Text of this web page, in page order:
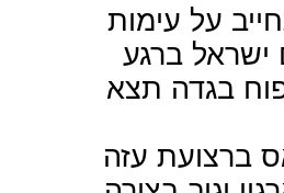
על עימות
ישראל ברגע
בגדה תצא
ברצועת עזה